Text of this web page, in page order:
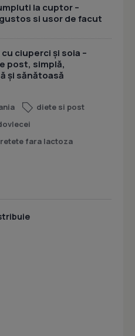
la cuptor –
si usor de facut
ciuperci și soia –
post, simplă,
și sănătoasă
diete si post
retete fara lactoza